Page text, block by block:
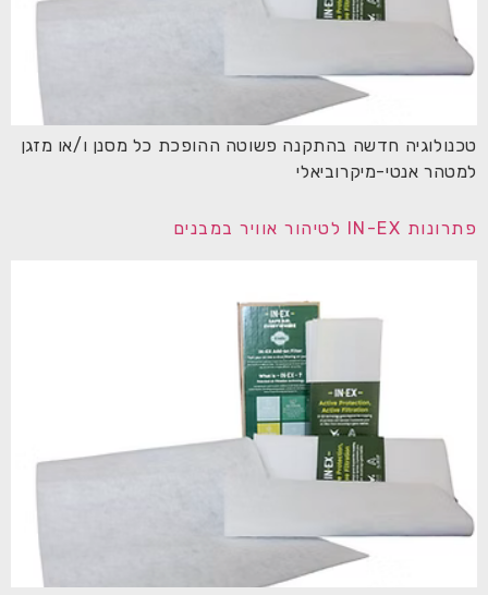
טכנולוגיה חדשה בהתקנה פשוטה ההופכת כל מסנן ו/או מזגן
למטהר אנטי-מיקרוביאלי
פתרונות IN-EX לטיהור אוויר במבנים